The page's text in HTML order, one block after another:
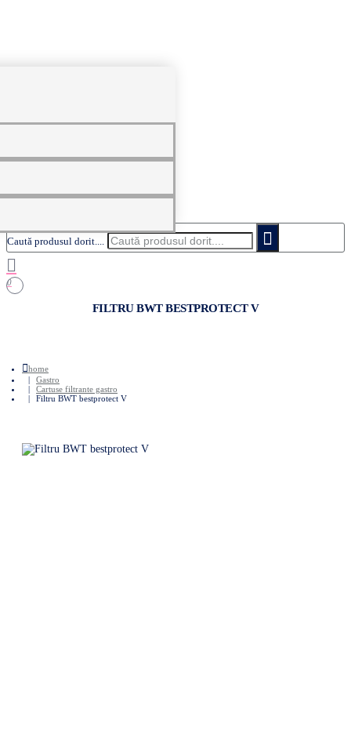
Caută produsul dorit....
0
FILTRU BWT BESTPROTECT V
home
Gastro
Cartuse filtrante gastro
Filtru BWT bestprotect V